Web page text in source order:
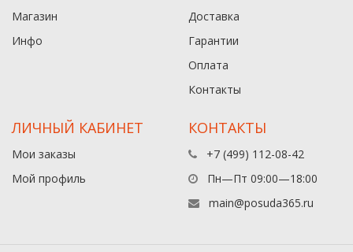
Магазин
Инфо
Доставка
Гарантии
Оплата
Контакты
ЛИЧНЫЙ КАБИНЕТ
Мои заказы
Мой профиль
КОНТАКТЫ
+7 (499) 112-08-42
Пн—Пт 09:00—18:00
main@posuda365.ru